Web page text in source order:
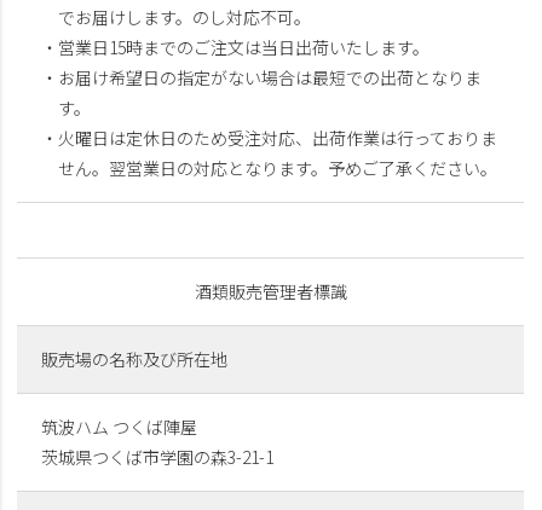
でお届けします。のし対応不可。
・営業日15時までのご注文は当日出荷いたします。
・お届け希望日の指定がない場合は最短での出荷となりま
す。
・火曜日は定休日のため受注対応、出荷作業は行っておりま
せん。翌営業日の対応となります。予めご了承ください。
酒類販売管理者標識
販売場の名称及び所在地
筑波ハム つくば陣屋
茨城県つくば市学園の森3-21-1